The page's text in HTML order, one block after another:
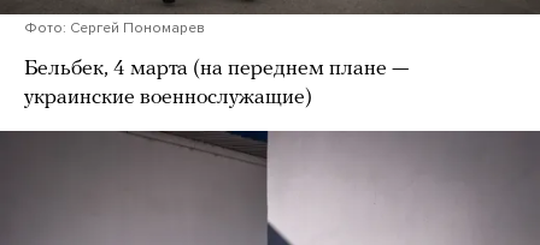
Фото: Сергей Пономарев
Бельбек, 4 марта (на переднем плане —
украинские военнослужащие)